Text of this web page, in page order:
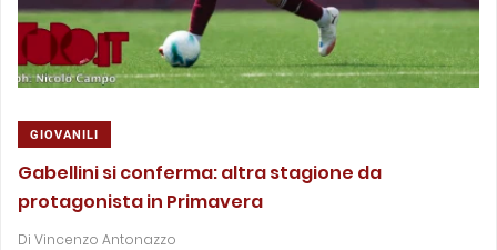
GIOVANILI
Gabellini si conferma: altra stagione da
protagonista in Primavera
Di Vincenzo Antonazzo